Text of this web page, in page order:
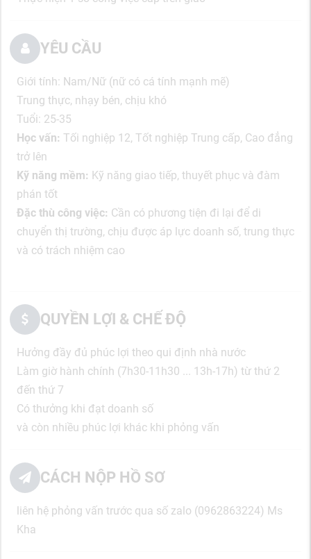
YÊU CẦU
Giới tính: Nam/Nữ (nữ có cá tính mạnh mẽ)
Trung thực, nhạy bén, chịu khó
Tuổi: 25-35
Học vấn: Tối nghiệp 12, Tốt nghiệp Trung cấp, Cao đẳng
trở lên
Kỹ năng mềm: Kỹ năng giao tiếp, thuyết phục và đàm
phán tốt
Đặc thù công việc: Cần có phương tiện đi lại để di
chuyển thị trường, chịu được áp lực doanh số, trung thực
và có trách nhiệm cao
QUYỀN LỢI & CHẾ ĐỘ
Hưởng đầy đủ phúc lợi theo qui định nhà nước
Làm giờ hành chính (7h30-11h30 ... 13h-17h) từ thứ 2
đến thứ 7
Có thưởng khi đạt doanh số
và còn nhiều phúc lợi khác khi phỏng vấn
CÁCH NỘP HỒ SƠ
liên hệ phỏng vấn trước qua số zalo (0962863224) Ms
Kha